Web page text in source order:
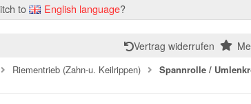
to English language?
Vertrag widerrufen
Riementrieb (Zahn-u. Keilrippen)
Spannrolle /